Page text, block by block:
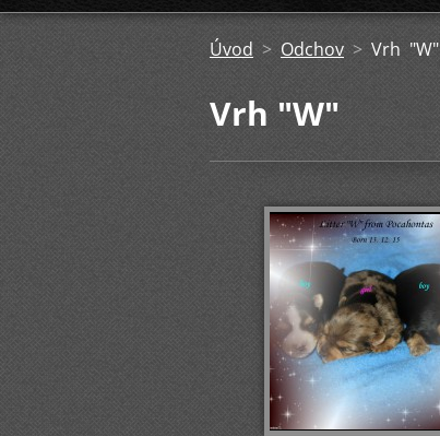
Úvod > Odchov > Vrh "W"
Vrh "W"